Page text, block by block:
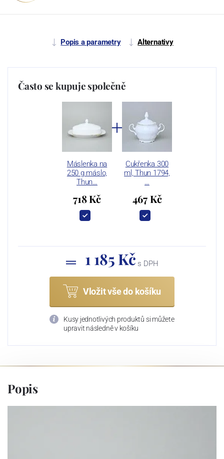
Popis a parametry Alternativy
Často se kupuje společně
Máslenka na
250 g máslo,
Thun…
718 Kč
Cukřenka 300
ml, Thun 1794,
…
467 Kč
1 185 Kč s DPH
Vložit vše do košíku
Kusy jednotlivých produktů si můžete
upravit následně v košíku
Popis